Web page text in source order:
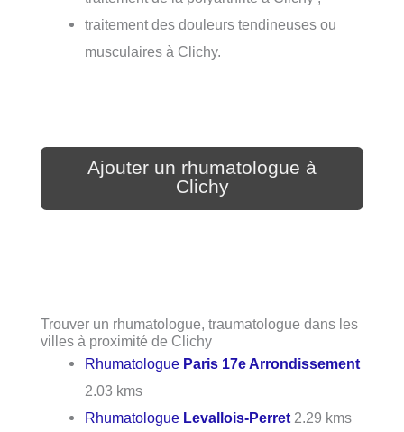
traitement des douleurs tendineuses ou
musculaires à Clichy.
Ajouter un rhumatologue à
Clichy
Trouver un rhumatologue, traumatologue dans les
villes à proximité de Clichy
Rhumatologue Paris 17e Arrondissement
2.03 kms
Rhumatologue Levallois-Perret 2.29 kms